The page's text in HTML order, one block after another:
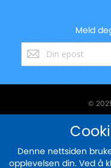
Meld
Registrer
deg
vårt
©
Sikker betaling med
Denne nettsiden
opplevelsen din. Ved å